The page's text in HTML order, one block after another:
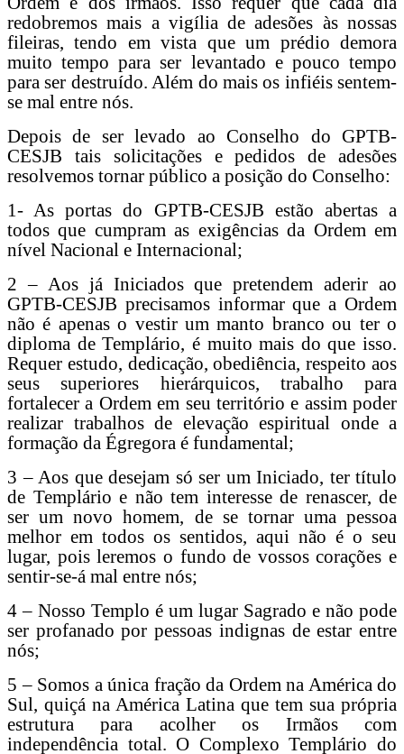
redobremos mais a vigília de adesões às nossas
fileiras, tendo em vista que um prédio demora
muito tempo para ser levantado e pouco tempo
para ser destruído. Além do mais os infiéis sentem-
se mal entre nós.
Depois de ser levado ao Conselho do GPTB-
CESJB tais solicitações e pedidos de adesões
resolvemos tornar público a posição do Conselho:
1- As portas do GPTB-CESJB estão abertas a
todos que cumpram as exigências da Ordem em
nível Nacional e Internacional;
2 – Aos já Iniciados que pretendem aderir ao
GPTB-CESJB precisamos informar que a Ordem
não é apenas o vestir um manto branco ou ter o
diploma de Templário, é muito mais do que isso.
Requer estudo, dedicação, obediência, respeito aos
seus superiores hierárquicos, trabalho para
fortalecer a Ordem em seu território e assim poder
realizar trabalhos de elevação espiritual onde a
formação da Égregora é fundamental;
3 – Aos que desejam só ser um Iniciado, ter título
de Templário e não tem interesse de renascer, de
ser um novo homem, de se tornar uma pessoa
melhor em todos os sentidos, aqui não é o seu
lugar, pois leremos o fundo de vossos corações e
sentir-se-á mal entre nós;
4 – Nosso Templo é um lugar Sagrado e não pode
ser profanado por pessoas indignas de estar entre
nós;
5 – Somos a única fração da Ordem na América do
Sul, quiçá na América Latina que tem sua própria
estrutura para acolher os Irmãos com
independência total. O Complexo Templário do